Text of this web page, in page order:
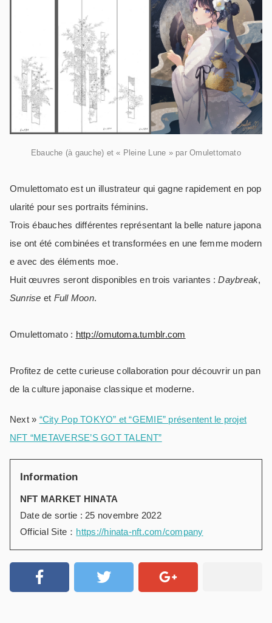
Ebauche (à gauche) et « Pleine Lune » par Omulettomato
Omulettomato est un illustrateur qui gagne rapidement en pop
ularité pour ses portraits féminins.
Trois ébauches différentes représentant la belle nature japona
ise ont été combinées et transformées en une femme modern
e avec des éléments moe.
Huit œuvres seront disponibles en trois variantes :Daybreak,
Sunrise et Full Moon.
Omulettomato : http://omutoma.tumblr.com
Profitez de cette curieuse collaboration pour découvrir un pan
de la culture japonaise classique et moderne.
Next » “City Pop TOKYO” et “GEMIE” présentent le projet
NFT “METAVERSE’S GOT TALENT”
Information
NFT MARKET HINATA
Date de sortie : 25 novembre 2022
Official Site： https://hinata-nft.com/company